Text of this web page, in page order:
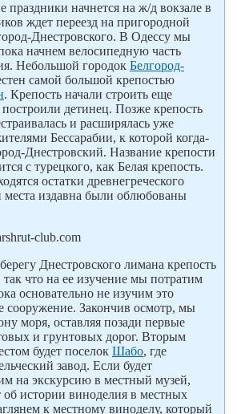
праздники начнется на ж/д вокзале в
ждет переезд на пригородной
Днестровского. В Одессу мы
начнем велосипедную часть
Небольшой городок Белгород-
самой большой крепостью
. Крепость начали строить еще
детинец. Позже крепость
и расширялась уже
Бессарабии, к которой когда-
Днестровский. Название крепости
с турецкого, как Белая крепость.
остатки древнегреческого
места издавна были облюбованы
club.com
Днестровского лимана крепость
что на ее изучение мы потратим
основательно не изучим это
сооружение. Закончив осмотр, мы
моря, оставляя позади первые
и грунтовых дорог. Вторым
будет поселок Шабо, где
завод. Если будет
на экскурсию в местный музей,
об истории виноделия в местных
к местному виноделу, который